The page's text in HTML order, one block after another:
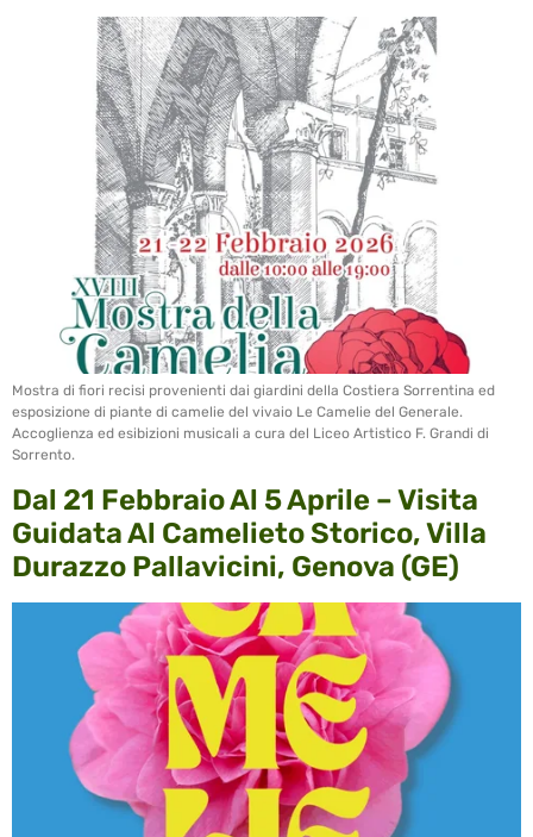
Mostra di fiori recisi provenienti dai giardini della Costiera Sorrentina ed
esposizione di piante di camelie del vivaio Le Camelie del Generale.
Accoglienza ed esibizioni musicali a cura del Liceo Artistico F. Grandi di
Sorrento.
Dal 21 Febbraio Al 5 Aprile – Visita
Guidata Al Camelieto Storico, Villa
Durazzo Pallavicini, Genova (GE)